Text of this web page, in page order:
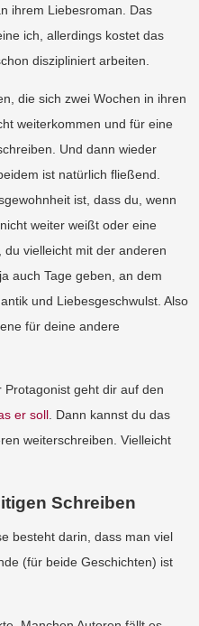
ihrem Liebesroman. Das
ich, allerdings kostet das
diszipliniert arbeiten.
die sich zwei Wochen in ihren
weiterkommen und für eine
Und dann wieder
ist natürlich fließend.
ist, dass du, wenn
weiter weißt oder eine
du vielleicht mit der anderen
auch Tage geben, an dem
und Liebesgeschwulst. Also
für deine andere
geht dir auf den
er soll . Dann kannst du das
weiterschreiben. Vielleicht
Schreiben
besteht darin, dass man viel
(für beide Geschichten) ist